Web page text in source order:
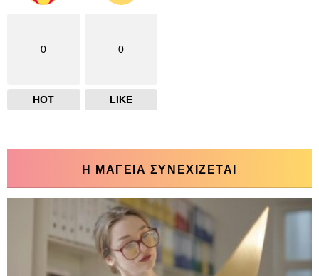
0
HOT
0
LIKE
Η ΜΑΓΕΙΑ ΣΥΝΕΧΙΖΕΤΑΙ